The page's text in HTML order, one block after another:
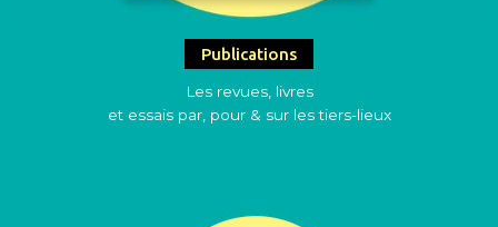
Publications
Les revues, livres
et essais par, pour & sur les tiers-lieux